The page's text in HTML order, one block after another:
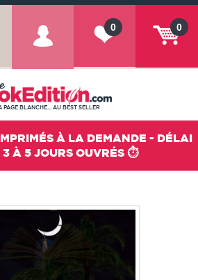
0
0
PAGE BLANCHE... AU BEST SELLER
À LA DEMANDE - DÉLAI
3 À 5 JOURS OUVRÉS ⏱️